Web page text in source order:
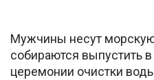
Мужчины несут
собираются выпустить
церемонии очистки